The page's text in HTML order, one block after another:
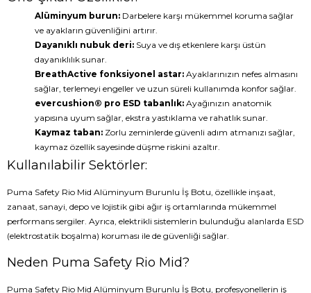
Alüminyum burun: Darbelere karşı mükemmel koruma sağlar
ve ayakların güvenliğini artırır.
Dayanıklı nubuk deri: Suya ve dış etkenlere karşı üstün
dayanıklılık sunar.
BreathActive fonksiyonel astar: Ayaklarınızın nefes almasını
sağlar, terlemeyi engeller ve uzun süreli kullanımda konfor sağlar.
evercushion® pro ESD tabanlık: Ayağınızın anatomik
yapısına uyum sağlar, ekstra yastıklama ve rahatlık sunar.
Kaymaz taban: Zorlu zeminlerde güvenli adım atmanızı sağlar,
kaymaz özellik sayesinde düşme riskini azaltır.
Kullanılabilir Sektörler:
Puma Safety Rio Mid Alüminyum Burunlu İş Botu, özellikle inşaat,
zanaat, sanayi, depo ve lojistik gibi ağır iş ortamlarında mükemmel
performans sergiler. Ayrıca, elektrikli sistemlerin bulunduğu alanlarda ESD
(elektrostatik boşalma) koruması ile de güvenliği sağlar.
Neden Puma Safety Rio Mid?
Puma Safety Rio Mid Alüminyum Burunlu İş Botu, profesyonellerin iş